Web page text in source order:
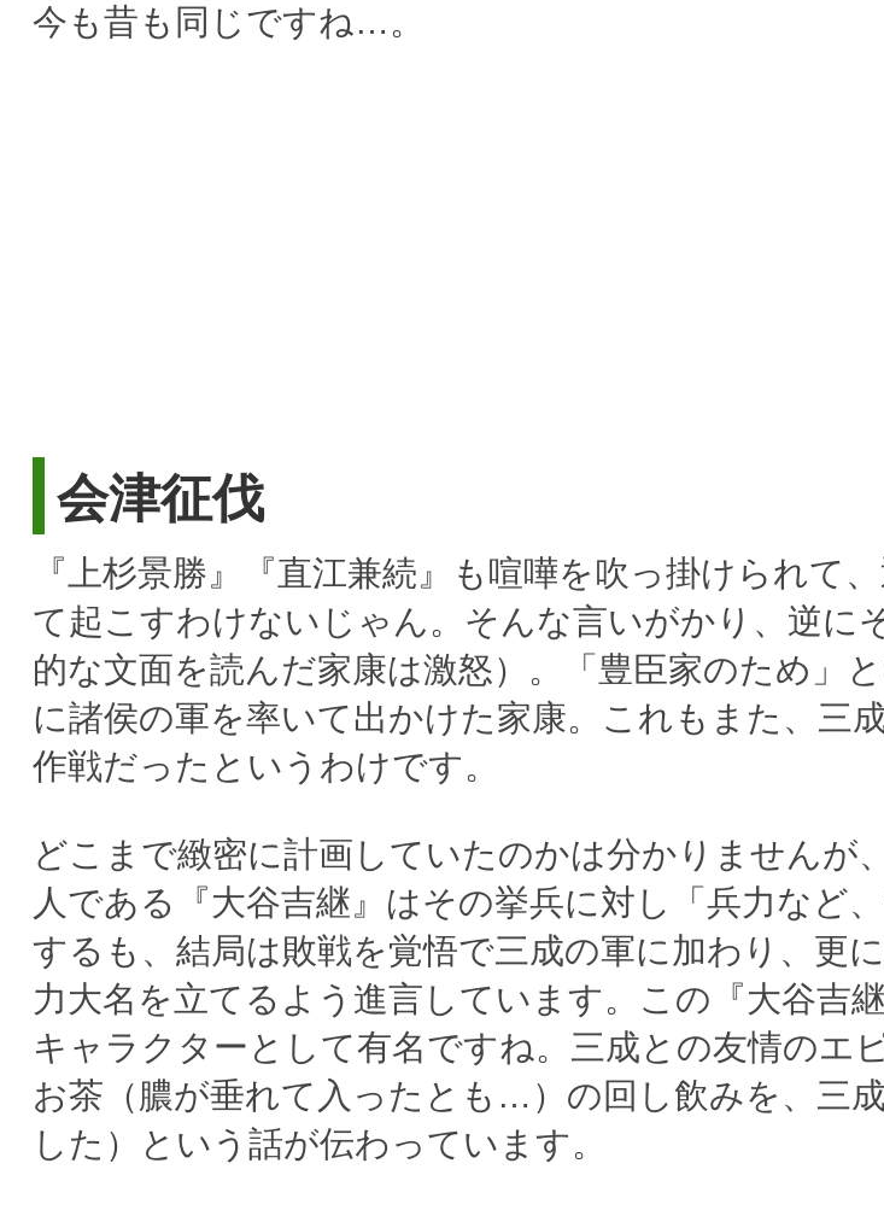
今も昔も同じですね…。
会津征伐
『上杉景勝』『直江兼続』も喧嘩を吹っ掛けられて
て起こすわけないじゃん。そんな言いがかり、逆に
的な文面を読んだ家康は激怒）。「豊臣家のため」
に諸侯の軍を率いて出かけた家康。これもまた、三
作戦だったというわけです。
どこまで緻密に計画していたのかは分かりませんが
人である『大谷吉継』はその挙兵に対し「兵力など
するも、結局は敗戦を覚悟で三成の軍に加わり、更
力大名を立てるよう進言しています。この『大谷吉
キャラクターとして有名ですね。三成との友情のエ
お茶（膿が垂れて入ったとも…）の回し飲みを、三
した）という話が伝わっています。